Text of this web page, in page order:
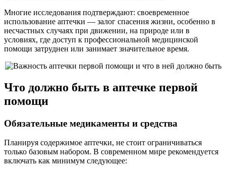
Многие исследования подтверждают: своевременное
использование аптечки — залог спасения жизни, особенно в
несчастных случаях при движении, на природе или в
условиях, где доступ к профессиональной медицинской
помощи затруднен или занимает значительное время.
Что должно быть в аптечке первой
помощи
Обязательные медикаменты и средства
Планируя содержимое аптечки, не стоит ограничиваться
только базовым набором. В современном мире рекомендуется
включать как минимум следующее: